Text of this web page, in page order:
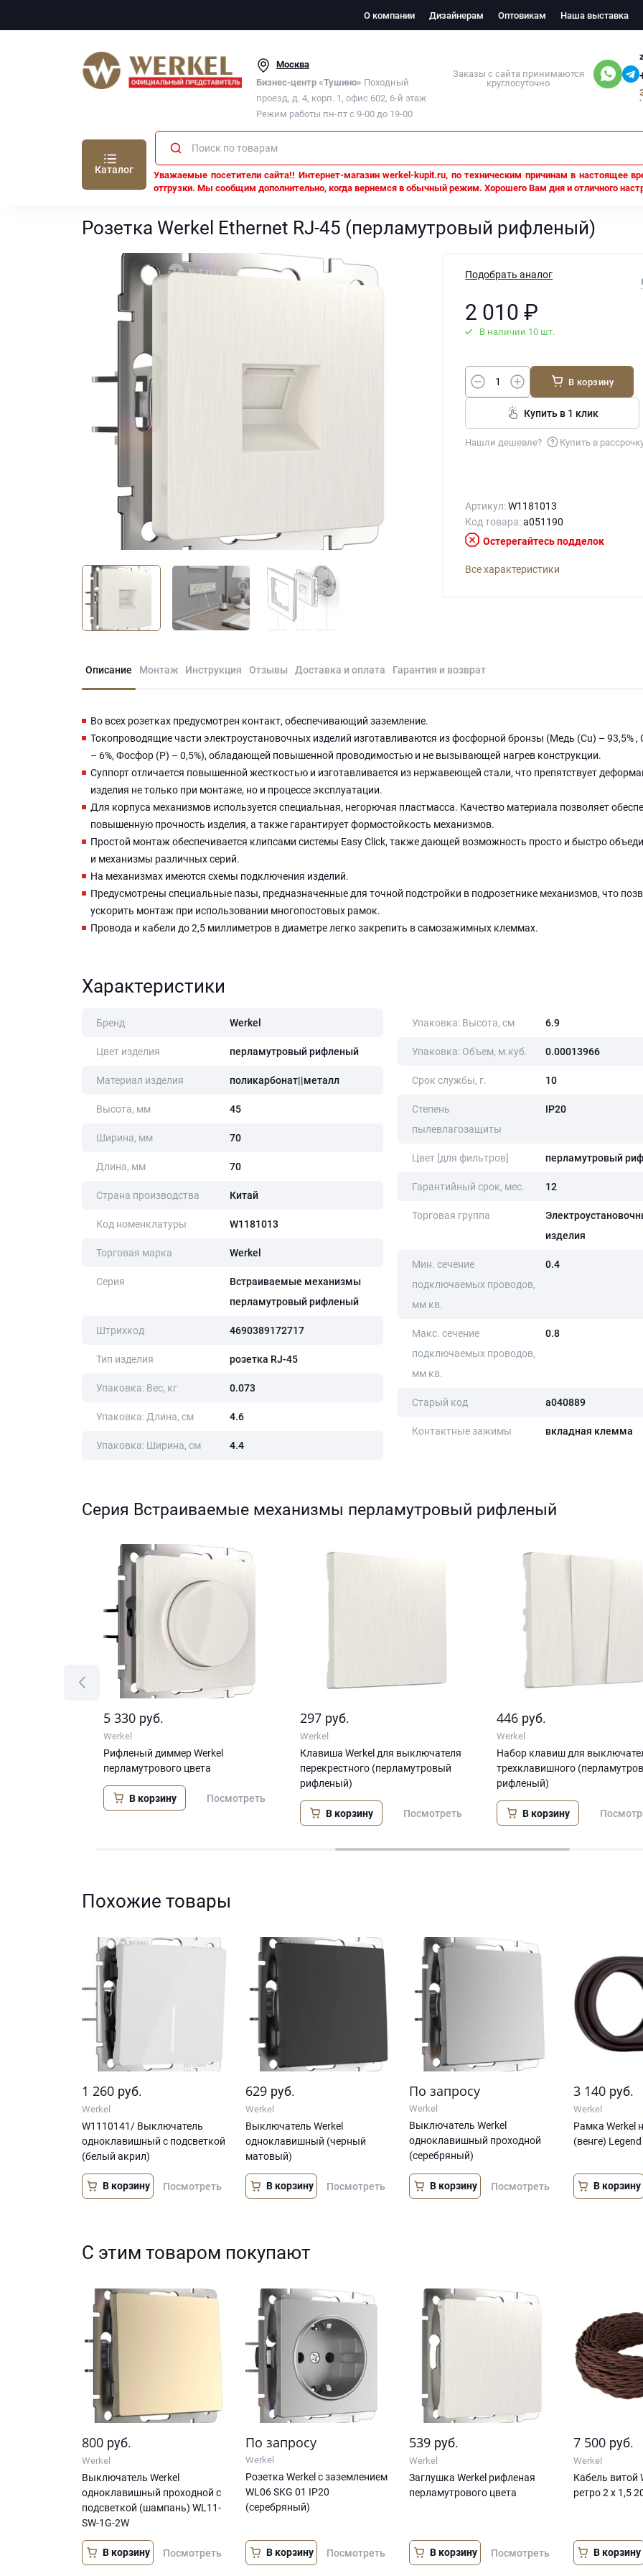
О компании Дизайнерам Оптовикам Наша выставка
Москва
Бизнес-центр «Тушино» Походный
проезд, д. 4, корп. 1, офис 602, 6-й этаж
Режим работы пн-пт с 9-00 до 19-00
Заказы с сайта принимаются
круглосуточно
Каталог
Уважаемые посетители сайта!! Интернет-магазин werkel-kupit.ru, по техническим причинам в настоящее
отгрузки. Мы сообщим дополнительно, когда вернемся в обычный режим. Хорошего Вам дня и отличного
Розетка Werkel Ethernet RJ-45 (перламутровый рифленый)
Розетка Werkel Ethernet RJ-45 (перламутровый рифленый)
Подобрать аналог
2 010₽
В наличии 10 шт.
В корзину
Купить в 1 клик
Нашли дешевле? Купить в
Артикул:W1181013
Код товара:a051190
Остерегайтесь подделок
Все характеристики
Описание Монтаж Инструкция Отзывы Доставка и оплата Гарантия и возврат
Во всех розетках предусмотрен контакт, обеспечивающий заземление.
Токопроводящие части электроустановочных изделий изготавливаются из фосфорной бронзы (Медь (Cu) – 93,5% ,
– 6%, Фосфор (P) – 0,5%), обладающей повышенной проводимостью и не вызывающей нагрев конструкции.
Суппорт отличается повышенной жесткостью и изготавливается из нержавеющей стали, что препятствует
изделия не только при монтаже, но и процессе эксплуатации.
Для корпуса механизмов используется специальная, негорючая пластмасса. Качество материала позволяет
повышенную прочность изделия, а также гарантирует формостойкость механизмов.
Простой монтаж обеспечивается клипсами системы Easy Click, также дающей возможность просто и быстро
и механизмы различных серий.
На механизмах имеются схемы подключения изделий.
Предусмотрены специальные пазы, предназначенные для точной подстройки в подрозетнике механизмов, что
ускорить монтаж при использовании многопостовых рамок.
Провода и кабели до 2,5 миллиметров в диаметре легко закрепить в самозажимных клеммах.
Характеристики
Бренд Werkel
Цвет изделия перламутровый рифленый
Материал изделия поликарбонат||металл
Высота, мм 45
Ширина, мм 70
Длина, мм 70
Страна производства Китай
Код номенклатуры W1181013
Торговая марка Werkel
Серия
Встраиваемые механизмы
перламутровый рифленый
Штрихкод 4690389172717
Тип изделия розетка RJ-45
Упаковка: Вес, кг 0.073
Упаковка: Длина, cм 4.6
Упаковка: Ширина, cм 4.4
Упаковка: Высота, cм 6.9
Упаковка: Объем, м.куб. 0.00013966
Срок службы, г. 10
Степень
пылевлагозащиты
IP20
Цвет [для фильтров] перламутровый
Гарантийный срок, мес. 12
Торговая группа
изделия
Мин. сечение
подключаемых проводов,
мм кв.
0.4
Макс. сечение
подключаемых проводов,
мм кв.
0.8
Старый код a040889
Контактные зажимы вкладная клемма
Серия Встраиваемые механизмы перламутровый рифленый
5 330 руб.
Werkel
Рифленый диммер Werkel
перламутрового цвета
В корзину Посмотреть
297 руб.
Werkel
Клавиша Werkel для выключателя
перекрестного (перламутровый
рифленый)
В корзину Посмотреть
446 руб.
Werkel
Набор клавиш для
трехклавишного
рифленый)
В корзину
Похожие товары
1 260 руб.
Werkel
W1110141/ Выключатель
одноклавишный с подсветкой
(белый акрил)
В корзину Посмотреть
629 руб.
Werkel
Выключатель Werkel
одноклавишный (черный
матовый)
В корзину Посмотреть
По запросу
Werkel
Выключатель Werkel
одноклавишный проходной
(серебряный)
В корзину Посмотреть
3 140 руб.
Werkel
Рамка Werkel
(венге) Legend
В корзину
С этим товаром покупают
800 руб.
Werkel
Выключатель Werkel
одноклавишный проходной с
подсветкой (шампань) WL11-
SW-1G-2W
В корзину Посмотреть
По запросу
Werkel
Розетка Werkel с заземлением
WL06 SKG 01 IP20
(серебряный)
В корзину Посмотреть
539 руб.
Werkel
Заглушка Werkel рифленая
перламутрового цвета
В корзину Посмотреть
7 500 руб.
Werkel
Кабель витой
ретро 2 х 1,5
В корзину